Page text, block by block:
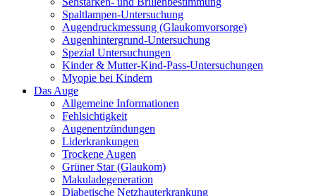
Spaltlampen-Untersuchung
Augendruckmessung (Glaukomvorsorge)
Augenhintergrund-Untersuchung
Spezial Untersuchungen
Kinder & Mutter-Kind-Pass-Untersuchungen
Myopie bei Kindern
Das Auge
Allgemeine Informationen
Fehlsichtigkeit
Augenentzündungen
Liderkrankungen
Trockene Augen
Grüner Star (Glaukom)
Makuladegeneration
Diabetische Netzhauterkrankung